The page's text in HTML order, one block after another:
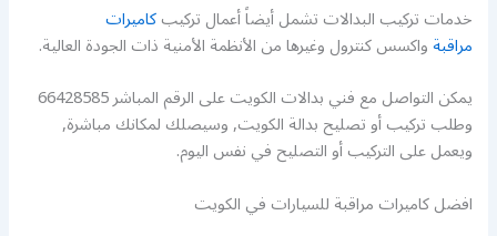
خدمات تركيب البدالات تشمل أيضاً أعمال تركيبكاميرات
مراقبةواكسس كنترول وغيرها من الأنظمة الأمنية ذات الجودة العالية.
يمكن التواصل مع فني بدالات الكويت على الرقم المباشر 66428585
وطلب تركيب أو تصليح بدالة الكويت, وسيصلك لمكانك مباشرة,
ويعمل على التركيب أو التصليح في نفس اليوم.
افضل كاميرات مراقبة للسيارات في الكويت